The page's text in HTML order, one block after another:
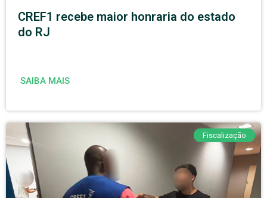
CREF1 recebe maior honraria do estado
do RJ
SAIBA MAIS
Fiscalização